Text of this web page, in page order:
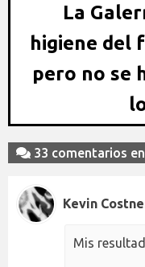
La
higiene del
pero no se
33 comentarios
Kevin
Mis